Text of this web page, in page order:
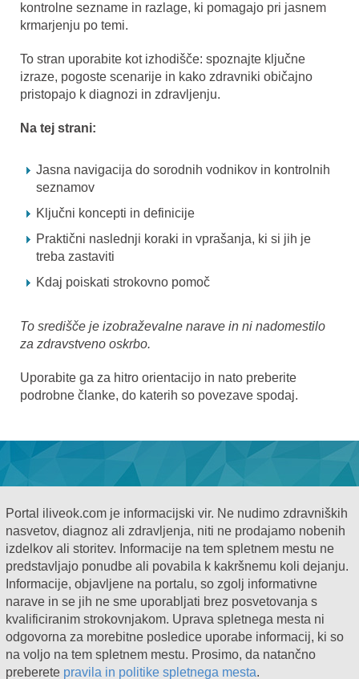
kontrolne sezname in razlage, ki pomagajo pri jasnem
krmarjenju po temi.
To stran uporabite kot izhodišče: spoznajte ključne
izraze, pogoste scenarije in kako zdravniki običajno
pristopajo k diagnozi in zdravljenju.
Na tej strani:
Jasna navigacija do sorodnih vodnikov in kontrolnih
seznamov
Ključni koncepti in definicije
Praktični naslednji koraki in vprašanja, ki si jih je
treba zastaviti
Kdaj poiskati strokovno pomoč
To središče je izobraževalne narave in ni nadomestilo
za zdravstveno oskrbo.
Uporabite ga za hitro orientacijo in nato preberite
podrobne članke, do katerih so povezave spodaj.
Portal iliveok.com je informacijski vir. Ne nudimo zdravniških
nasvetov, diagnoz ali zdravljenja, niti ne prodajamo nobenih
izdelkov ali storitev. Informacije na tem spletnem mestu ne
predstavljajo ponudbe ali povabila k kakršnemu koli dejanju.
Informacije, objavljene na portalu, so zgolj informativne
narave in se jih ne sme uporabljati brez posvetovanja s
kvalificiranim strokovnjakom. Uprava spletnega mesta ni
odgovorna za morebitne posledice uporabe informacij, ki so
na voljo na tem spletnem mestu. Prosimo, da natančno
preberete pravila in politike spletnega mesta.